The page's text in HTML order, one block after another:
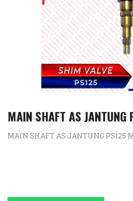
MAIN SHAFT AS
MAIN SHAFT AS JANTUNG PS125